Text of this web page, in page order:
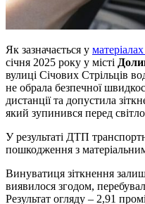
Як зазначається у
січня 2025 року у місті
вулиці Січових Стрільців
не обрала безпечної
дистанції та допустила
який зупинився перед
У результаті ДТП
пошкодження з
Винуватиця зіткнення
виявилося згодом,
Результат огляду – 2,91